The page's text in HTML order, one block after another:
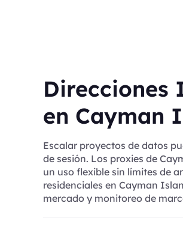
Direcciones
en Cayman
Escalar proyectos de datos
de sesión. Los proxies de
un uso flexible sin límites de
residenciales en Cayman
mercado y monitoreo de